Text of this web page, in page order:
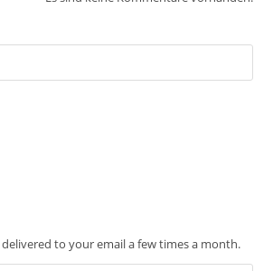
to your email a few times a month.